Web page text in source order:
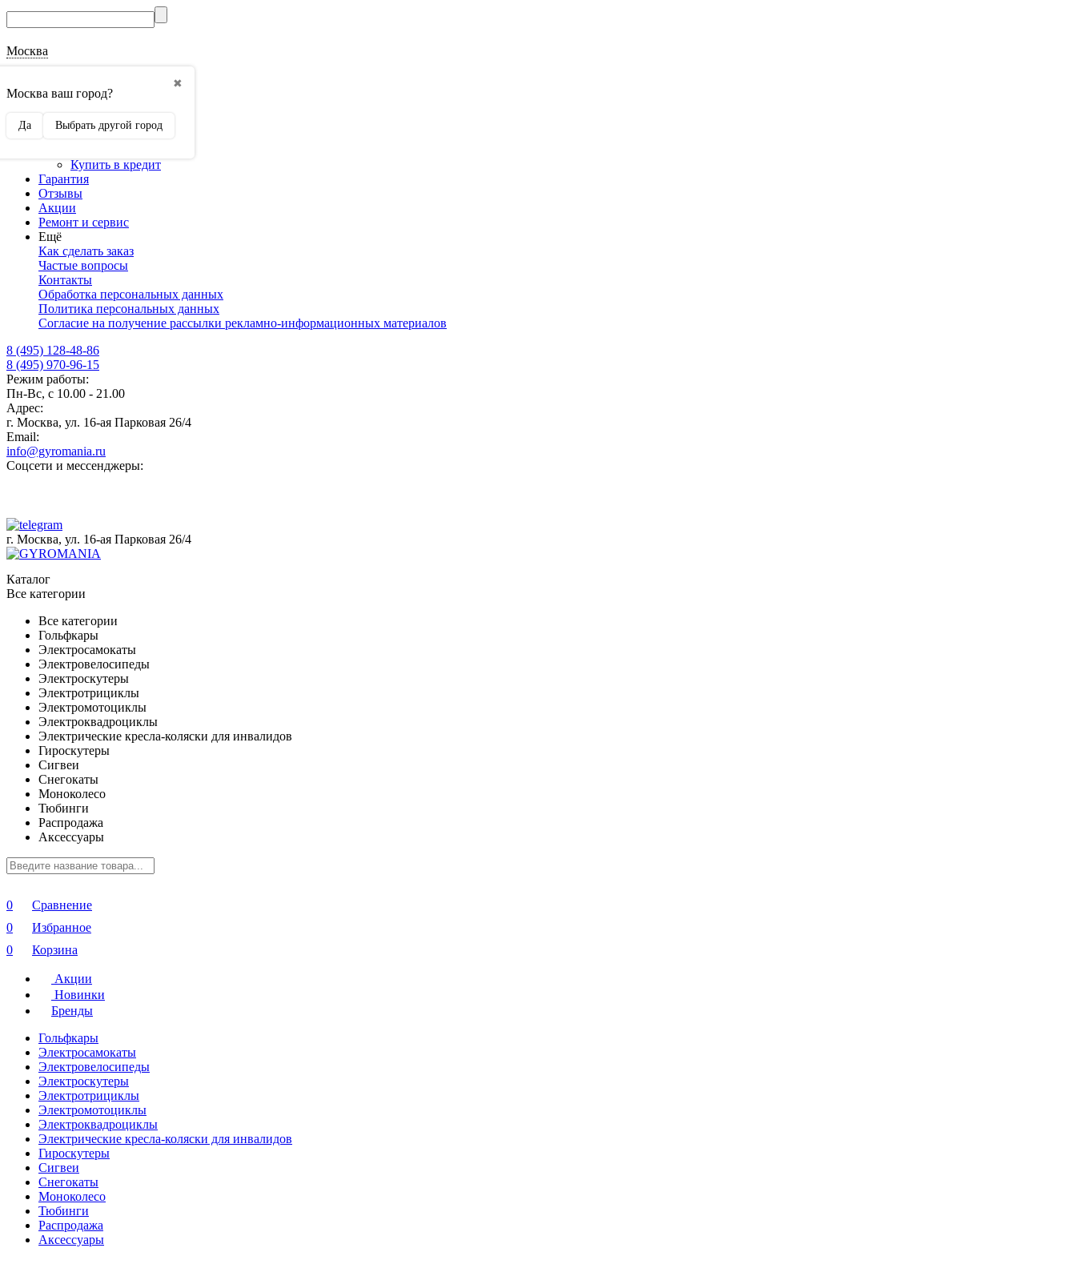
Москва
✖
Москва ваш город?
Да Выбрать другой город
Наши реквизиты
Оптовикам
Сотрудничество
Купить в кредит
Гарантия
Отзывы
Акции
Ремонт и сервис
Ещё
Как сделать заказ
Частые вопросы
Контакты
Обработка персональных данных
Политика персональных данных
Согласие на получение рассылки рекламно-информационных материалов
8 (495) 128-48-86
8 (495) 970-96-15
Режим работы:
Пн-Вс, с 10.00 - 21.00
Адрес:
г. Москва, ул. 16-ая Парковая 26/4
Email:
info@gyromania.ru
Соцсети и мессенджеры:
г. Москва, ул. 16-ая Парковая 26/4
Каталог
Все категории
Все категории
Гольфкары
Электросамокаты
Электровелосипеды
Электроскутеры
Электротрициклы
Электромотоциклы
Электроквадроциклы
Электрические кресла-коляски для инвалидов
Гироскутеры
Сигвеи
Снегокаты
Моноколесо
Тюбинги
Распродажа
Аксессуары
0
Сравнение
0
Избранное
0
Корзина
Акции
Новинки
Бренды
Гольфкары
Электросамокаты
Электровелосипеды
Электроскутеры
Электротрициклы
Электромотоциклы
Электроквадроциклы
Электрические кресла-коляски для инвалидов
Гироскутеры
Сигвеи
Снегокаты
Моноколесо
Тюбинги
Распродажа
Аксессуары